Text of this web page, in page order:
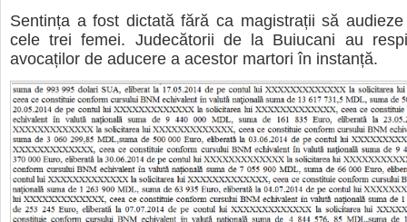
Sentința a fost dictată fără ca magistrații să
cele trei femei. Judecătorii de la Buiucani au
avocaților de aducere a acestor martori în instanță.